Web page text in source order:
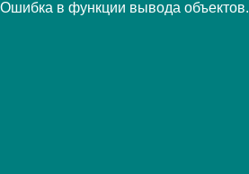
Ошибка в функции вывода объектов.